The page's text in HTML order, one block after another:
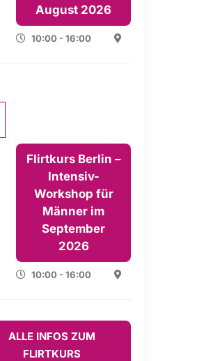
August 2026
10:00 - 16:00
Flirtkurs Berlin –
Intensiv-
Workshop für
Männer im
September
2026
10:00 - 16:00
ALLE INFOS ZUM
FLIRTKURS